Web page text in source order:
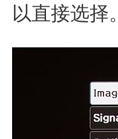
以直接选择。